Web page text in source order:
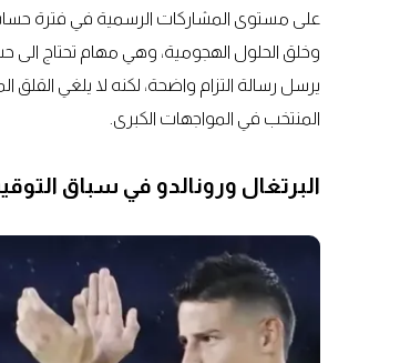
على مستوى المشاركات الرسمية في فترة
وخلق الحلول الهجومية، وهي مهام تحتاج الى
يرسل رسالة التزام واضحة، لكنه لا يلغي القلق
المنتخب في المواجهات الكبرى.
البرتغال ورونالدو في سباق